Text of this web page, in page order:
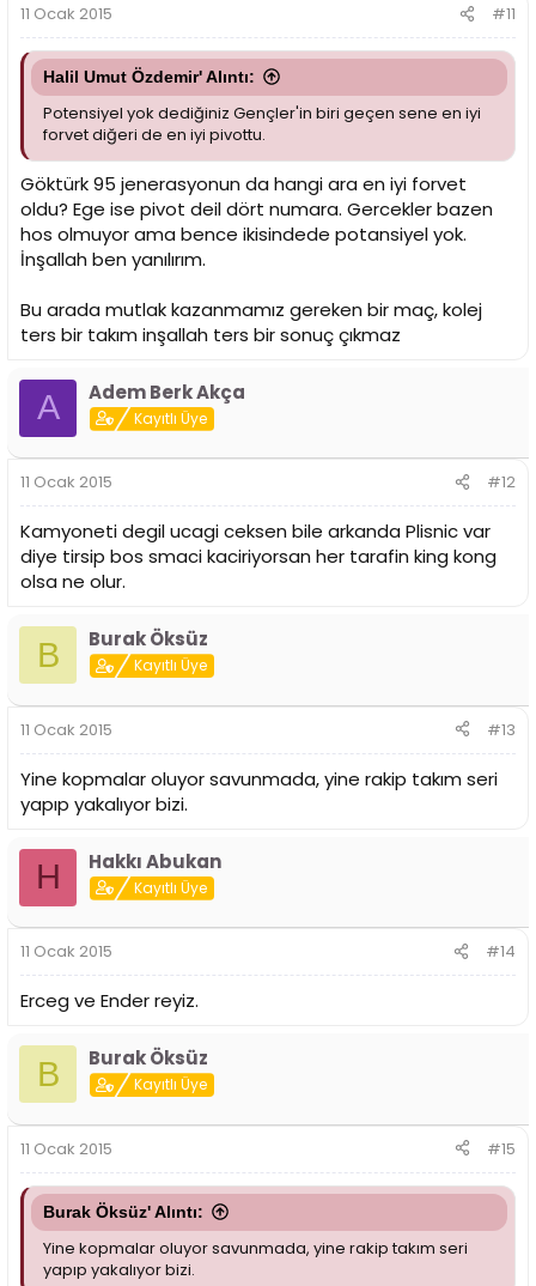
11 Ocak 2015 #11
Halil Umut Özdemir' Alıntı:
Potensiyel yok dediğiniz Gençler'in biri geçen sene en iyi
forvet diğeri de en iyi pivottu.
Göktürk 95 jenerasyonun da hangi ara en iyi forvet
oldu? Ege ise pivot deil dört numara. Gercekler bazen
hos olmuyor ama bence ikisindede potansiyel yok.
İnşallah ben yanılırım.
Bu arada mutlak kazanmamız gereken bir maç, kolej
ters bir takım inşallah ters bir sonuç çıkmaz
A Adem Berk Akça
Kayıtlı Üye
11 Ocak 2015 #12
Kamyoneti degil ucagi ceksen bile arkanda Plisnic var
diye tirsip bos smaci kaciriyorsan her tarafin king kong
olsa ne olur.
B Burak Öksüz
Kayıtlı Üye
11 Ocak 2015 #13
Yine kopmalar oluyor savunmada, yine rakip takım seri
yapıp yakalıyor bizi.
H Hakkı Abukan
Kayıtlı Üye
11 Ocak 2015 #14
Erceg ve Ender reyiz.
B Burak Öksüz
Kayıtlı Üye
11 Ocak 2015 #15
Burak Öksüz' Alıntı:
Yine kopmalar oluyor savunmada, yine rakip takım seri
yapıp yakalıyor bizi.